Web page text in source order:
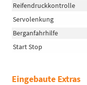
Reifendruckkontrolle
Servolenkung
Berganfahrhilfe
Start Stop
Eingebaute Extras